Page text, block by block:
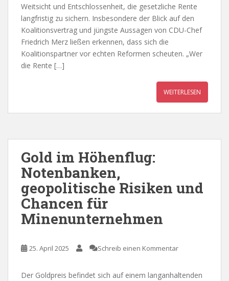
Weitsicht und Entschlossenheit, die gesetzliche Rente
langfristig zu sichern. Insbesondere der Blick auf den
Koalitionsvertrag und jüngste Aussagen von CDU-Chef
Friedrich Merz ließen erkennen, dass sich die
Koalitionspartner vor echten Reformen scheuten. „Wer
die Rente […]
WEITERLESEN
Gold im Höhenflug:
Notenbanken,
geopolitische Risiken und
Chancen für
Minenunternehmen
25. April 2025 Schreib einen Kommentar
Der Goldpreis befindet sich auf einem langanhaltenden